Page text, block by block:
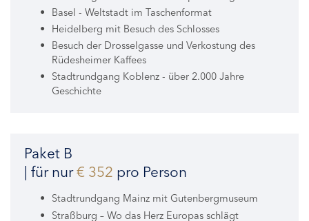
Basel - Weltstadt im Taschenformat
Heidelberg mit Besuch des Schlosses
Besuch der Drosselgasse und Verkostung des
Rüdesheimer Kaffees
Stadtrundgang Koblenz - über 2.000 Jahre
Geschichte
Paket B
| für nur€ 352 pro Person
Stadtrundgang Mainz mit Gutenbergmuseum
Straßburg – Wo das Herz Europas schlägt